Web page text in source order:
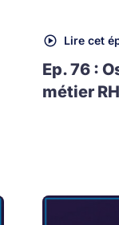
Lire cet
Ep. 76 :
métier